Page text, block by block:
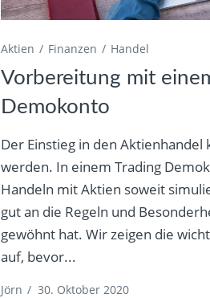
Aktien Finanzen Handel
Vorbereitung mit
Demokonto
Der Einstieg in den
werden. In einem Trading
Handeln mit Aktien soweit
gut an die Regeln und
gewöhnt hat. Wir zeigen die
auf, bevor...
Jörn / 30. Oktober 2020